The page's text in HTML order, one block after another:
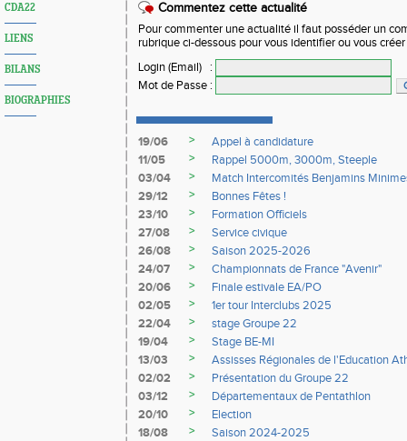
CDA22
LIENS
BILANS
BIOGRAPHIES
Commentez cette actualité
Pour commenter une actualité il faut posséder un
rubrique ci-dessous pour vous identifier ou vous
Login (Email)
:
Mot de Passe :
19/06 >
Appel à candidature
11/05
>
Rappel 5000m, 3000m, Steeple
03/04
>
Match Intercomités Benjamins
29/12
>
Bonnes Fêtes !
23/10
>
Formation Officiels
27/08
>
Service civique
26/08
>
Saison 2025-2026
24/07
>
Championnats de France "Avenir"
20/06
>
Finale estivale EA/PO
02/05
>
1er tour Interclubs 2025
22/04
>
stage Groupe 22
19/04
>
Stage BE-MI
13/03
>
Assisses Régionales de l'Education
02/02
>
Présentation du Groupe 22
03/12
>
Départementaux de Pentathlon
20/10
>
Election
18/08
>
Saison 2024-2025